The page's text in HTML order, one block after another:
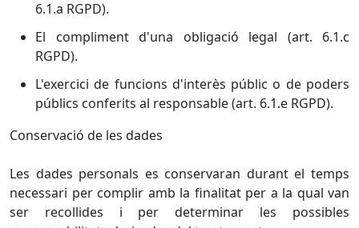
6.1.a RGPD).
El compliment d'una obligació legal (art. 6.1.c
RGPD).
L'exercici de funcions d'interès públic o de poders
públics conferits al responsable (art. 6.1.e RGPD).
Conservació de les dades
Les dades personals es conservaran durant el temps
necessari per complir amb la finalitat per a la qual van
ser recollides i per determinar les possibles